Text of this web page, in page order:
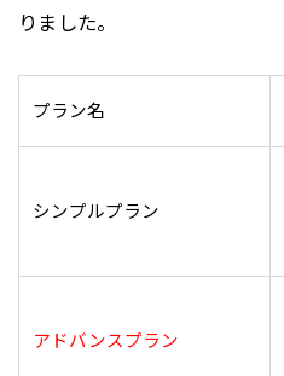
りました。
プラン名
シンプルプラン
アドバンスプラン